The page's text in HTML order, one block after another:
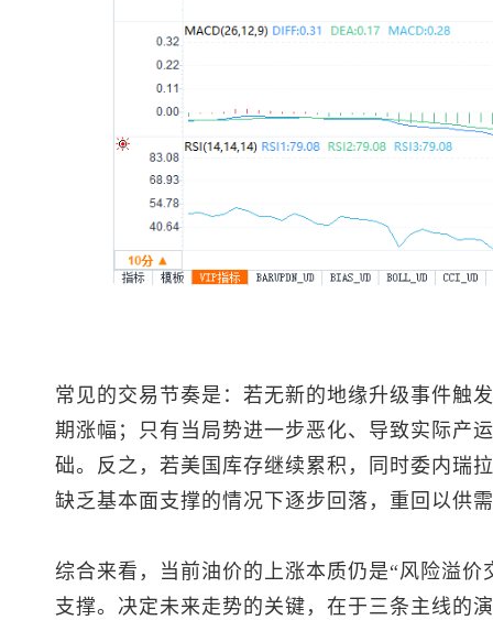
常见的交易节奏是：若无新的地缘升级事件触
期涨幅；只有当局势进一步恶化、导致实际产
础。反之，若美国库存继续累积，同时委内瑞
缺乏基本面支撑的情况下逐步回落，重回以供
综合来看，当前油价的上涨本质仍是“风险溢
支撑。决定未来走势的关键，在于三条主线的